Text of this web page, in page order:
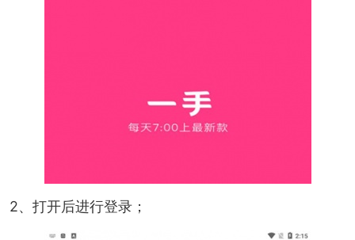
2、打开后进行登录；